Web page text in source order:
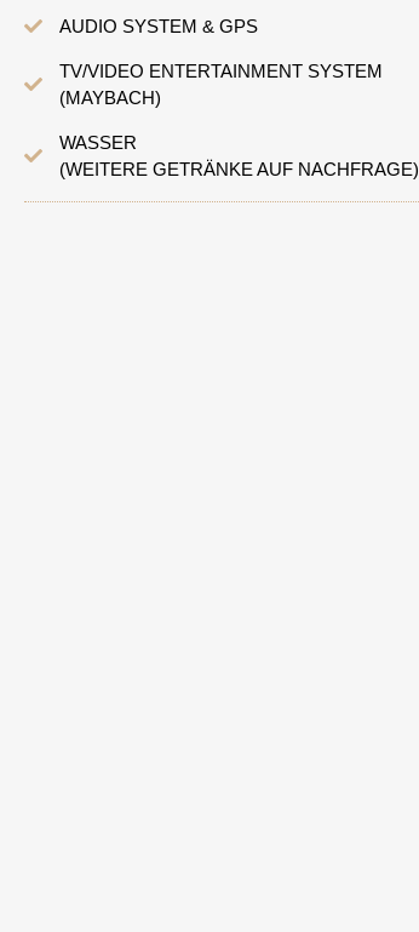
AUDIO SYSTEM & GPS
TV/VIDEO ENTERTAINMENT SYSTEM
(MAYBACH)
WASSER
(WEITERE GETRÄNKE AUF NACHFRAGE)